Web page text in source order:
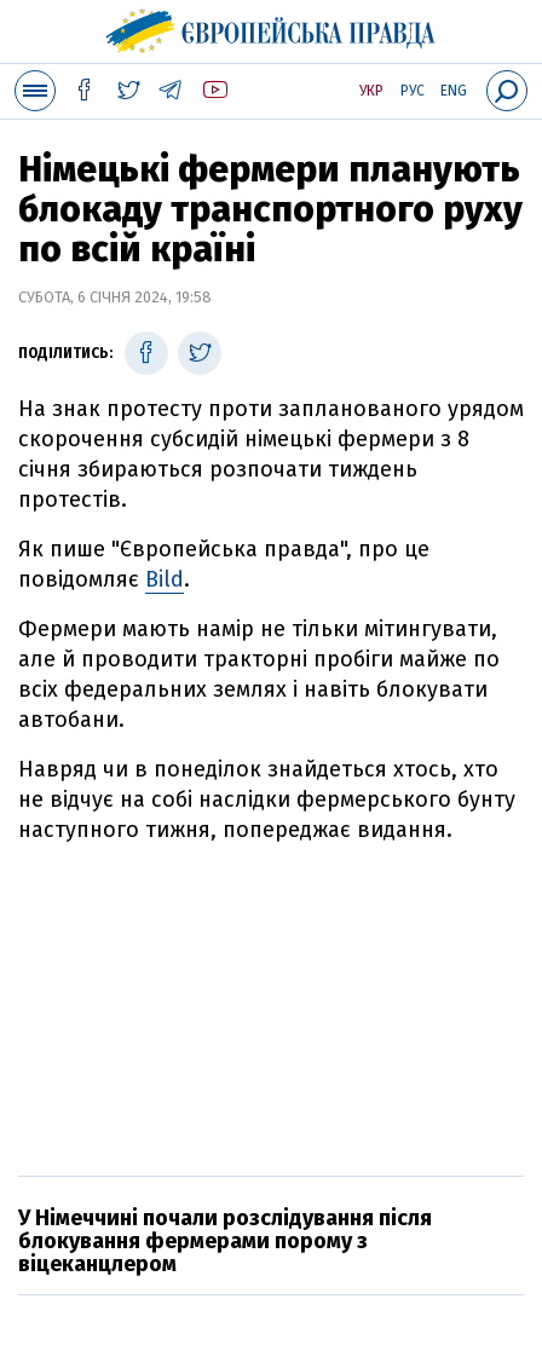
УКР РУС ENG
Німецькі фермери планують
блокаду транспортного руху
по всій країні
СУБОТА, 6 СІЧНЯ 2024, 19:58
ПОДІЛИТИСЬ:
На знак протесту проти запланованого урядом
скорочення субсидій німецькі фермери з 8
січня збираються розпочати тиждень
протестів.
Як пише "Європейська правда", про це
повідомляє Bild.
Фермери мають намір не тільки мітингувати,
але й проводити тракторні пробіги майже по
всіх федеральних землях і навіть блокувати
автобани.
Навряд чи в понеділок знайдеться хтось, хто
не відчує на собі наслідки фермерського бунту
наступного тижня, попереджає видання.
У Німеччині почали розслідування після
блокування фермерами порому з
віцеканцлером